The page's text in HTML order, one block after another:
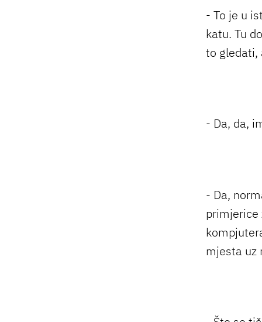
- To je u
katu. Tu
to gledati,
- Da, da,
- Da,
primjerice
mjesta uz